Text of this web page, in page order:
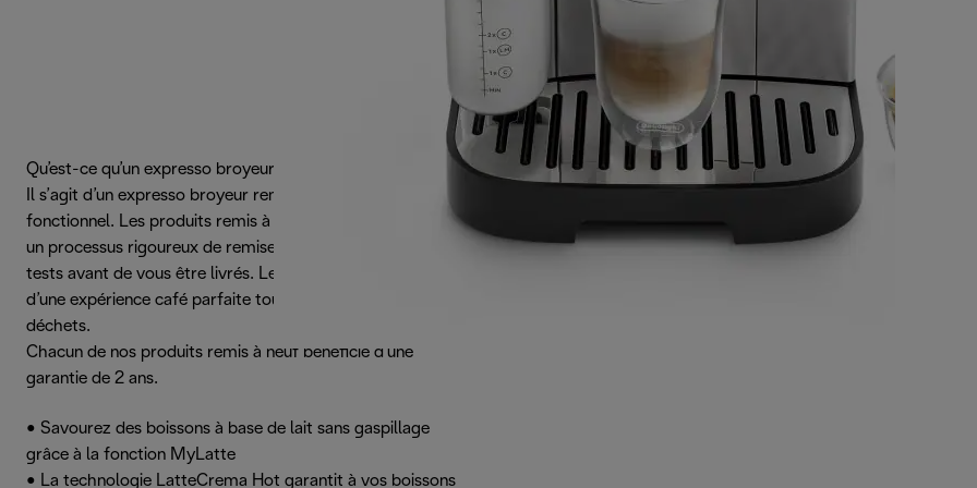
Qu’est-ce qu’un expresso broyeur De’Longhi Renova ?
Il s’agit d’un expresso broyeur remis à neuf et 100 %
fonctionnel. Les produits remis à neuf De’Longhi suivent
un processus rigoureux de remise à neuf incluant plusieurs
tests avant de vous être livrés. Le moyen idéal de profiter
d’une expérience café parfaite tous en réduisant les
déchets.
Chacun de nos produits remis à neuf bénéficie d’une
garantie de 2 ans.
• Savourez des boissons à base de lait sans gaspillage
grâce à la fonction MyLatte
• La technologie LatteCrema Hot garantit à vos boissons